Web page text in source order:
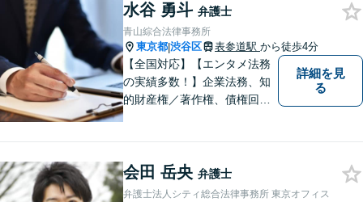
考え方、システム開発の流れ
にも通じているため、スムー
ズな対応が可能です。
水谷 勇斗 弁護士
青山綜合法律事務所
東京都|渋谷区 表参道駅 から徒歩4分
【全国対応】【エンタメ法務
の実績多数！】企業法務、知
的財産権／著作権、債権回収
ガルサービスをお届けしま
す。
詳細を見
る
会田 岳央 弁護士
弁護士法人シティ総合法律事務所 東京オフィス